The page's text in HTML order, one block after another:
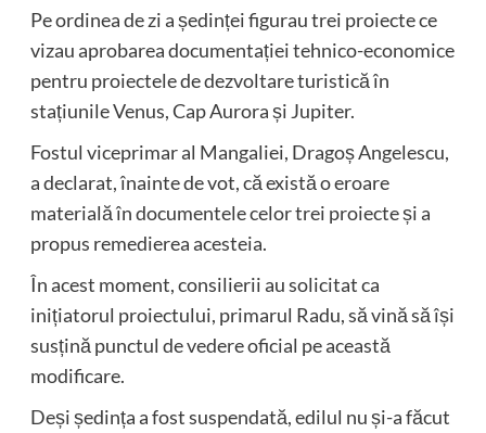
Pe ordinea de zi a ședinței figurau trei proiecte ce
vizau aprobarea documentației tehnico-economice
pentru proiectele de dezvoltare turistică în
stațiunile Venus, Cap Aurora și Jupiter.
Fostul viceprimar al Mangaliei, Dragoș Angelescu,
a declarat, înainte de vot, că există o eroare
materială în documentele celor trei proiecte și a
propus remedierea acesteia.
În acest moment, consilierii au solicitat ca
inițiatorul proiectului, primarul Radu, să vină să își
susțină punctul de vedere oficial pe această
modificare.
Deși ședința a fost suspendată, edilul nu și-a făcut